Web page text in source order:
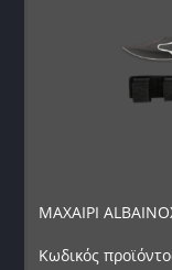
ΜΑΧΑΙΡΙ
Κωδικός